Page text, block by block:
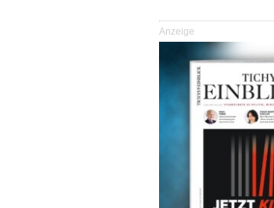
Anzeige